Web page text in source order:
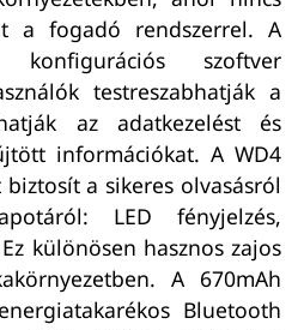
a fogadó rendszerrel. A
konfigurációs szoftver
testreszabhatják a
az adatkezelést és
információkat. A WD4
a sikeres olvasásról
LED fényjelzés,
különösen hasznos zajos
A 670mAh
Bluetooth